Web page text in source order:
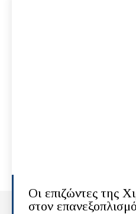
Οι επιζώντες της
στον επανεξοπλισμό